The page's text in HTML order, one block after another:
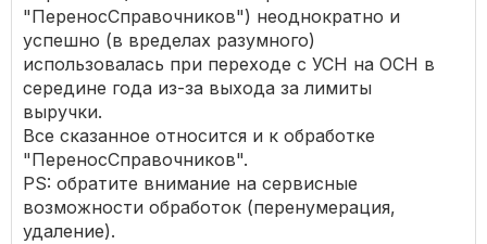
"ПереносСправочников") неоднократно и
успешно (в вределах разумного)
использовалась при переходе с УСН на ОСН в
середине года из-за выхода за лимиты
выручки.
Все сказанное относится и к обработке
"ПереносСправочников".
PS: обратите внимание на сервисные
возможности обработок (перенумерация,
удаление).